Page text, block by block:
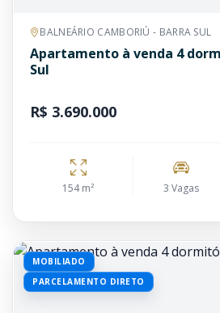
BALNEÁRIO CAMBORIÚ - BARRA SUL
Apartamento à venda 4
Sul
R$ 3.690.000
154 m² 3 Vagas
MOBILIADO
PARCELAMENTO DIRETO